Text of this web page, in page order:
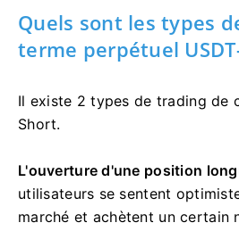
Quels sont les types
terme perpétuel
Il existe 2 types de trading de
Short.
L'ouverture d'une position
utilisateurs se sentent
marché et achètent un certain